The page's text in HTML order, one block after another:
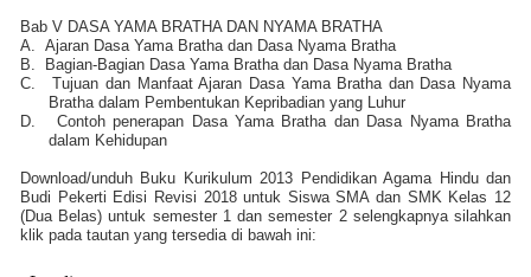
Bab V DASA YAMA BRATHA DAN NYAMA BRATHA
A. Ajaran Dasa Yama Bratha dan Dasa Nyama Bratha
B.
Bagian-Bagian Dasa Yama Bratha dan Dasa Nyama Bratha
C.
Tujuan dan Manfaat Ajaran Dasa Yama Bratha dan Dasa Nyama
Bratha dalam Pembentukan Kepribadian yang Luhur
D.
Contoh penerapan Dasa Yama Bratha dan Dasa Nyama Bratha
dalam Kehidupan
Download/unduh Buku Kurikulum 2013 Pendidikan Agama Hindu dan
Budi Pekerti Edisi Revisi 2018 untuk Siswa SMA dan SMK Kelas 12
(Dua Belas) untuk semester 1 dan semester 2 selengkapnya silahkan
klik pada tautan yang tersedia di bawah ini: